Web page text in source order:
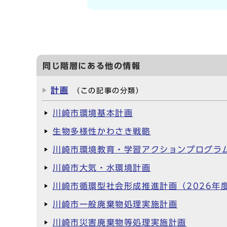
同じ階層にある他の情報
計画 （この記事の分類）
川崎市環境基本計画
生物多様性かわさき戦略
川崎市環境教育・学習アクションプログラ
川崎市大気・水環境計画
川崎市循環型社会形成推進計画（2026年
川崎市一般廃棄物処理実施計画
川崎市災害廃棄物等処理実施計画